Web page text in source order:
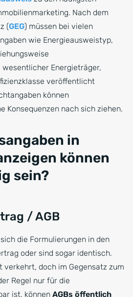
Nach dem
(GEG) müssen bei vielen
wie Energieausweistyp,
Energieträger,
veröffentlicht
können
Konsequenzen nach sich ziehen.
in
können
sein?
/ AGB
die Formulierungen in den
oder sind sogar identisch.
verkehrt, doch im Gegensatz zum
Regel nur für die
ist, können AGBs öffentlich